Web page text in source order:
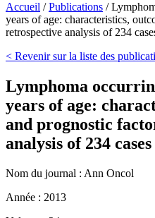
Accueil /Publications /
years of age: characteristics,
retrospective analysis of 234
< Revenir sur la liste des
Lymphoma
years of age:
and prognostic
analysis of 234
Nom du journal : Ann Oncol
Année : 2013